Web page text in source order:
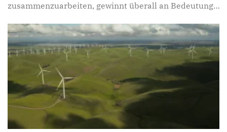
zusammenzuarbeiten, gewinnt überall an Bedeutung:
für ein interoperables Europa einen
länderübergreifenden Datenaustausch ermöglichen
und zugleich mit dem EU Digital Markets Act (DMA)
Kommunikations-Monopole aufbrechen.
Interoperabilität setzt jedoch gemeinsame technische
Standards voraus. Dabei zeigt sich eine deutliche
Entwicklung im Bereich der Messaging-Standards –
ein wichtiger Meilenstein in der mobilen
Kommunikation. Ein Interview mit Tobias Stepan,